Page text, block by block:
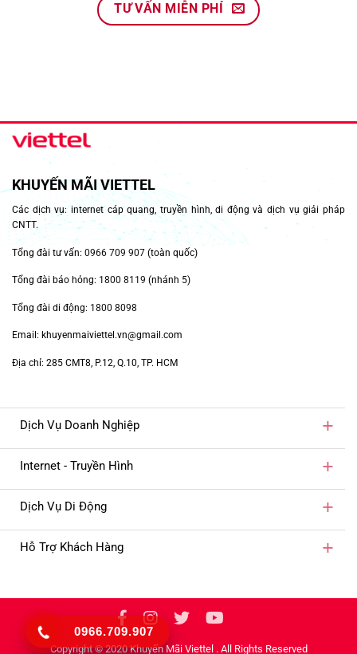
TƯ VẤN MIỄN PHÍ
KHUYẾN MÃI VIETTEL
Các dịch vụ: internet cáp quang, truyền hình, di động và dịch vụ giải pháp
CNTT.
Tổng đài tư vấn: 0966 709 907 (toàn quốc)
Tổng đài báo hỏng: 1800 8119 (nhánh 5)
Tổng đài di động: 1800 8098
Email: khuyenmaiviettel.vn@gmail.com
Địa chỉ: 285 CMT8, P.12, Q.10, TP. HCM
Dịch Vụ Doanh Nghiệp
Internet - Truyền Hình
Dịch Vụ Di Động
Hỗ Trợ Khách Hàng
Copyright © 2020 Khuyến Mãi Viettel . All Rights Reserved
0966.709.907